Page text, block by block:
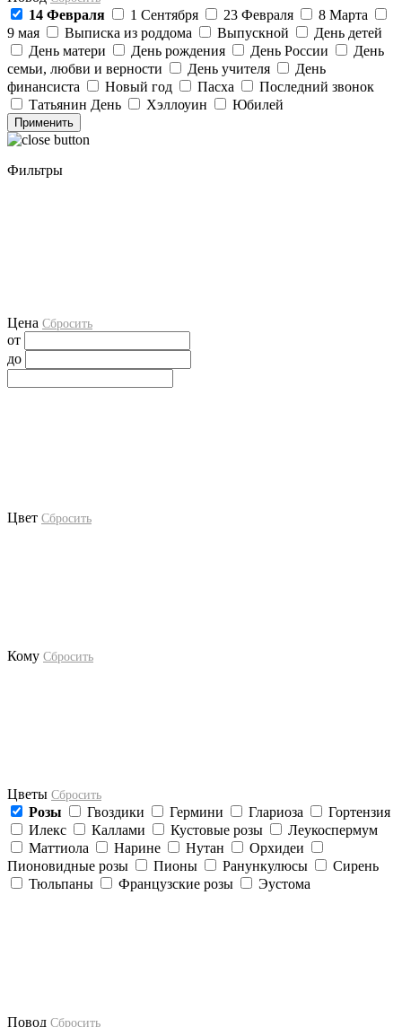
14 Февраля 1 Сентября 23 Февраля
8 Марта
9 мая
Выписка из роддома Выпускной
День детей
День матери
День рождения День России
День
семьи, любви и верности
День учителя
День
финансиста
Новый год Пасха
Последний звонок
Татьянин День
Хэллоуин Юбилей
Фильтры
Цена Сбросить
от
до
Цвет Сбросить
Кому Сбросить
Цветы Сбросить
Розы Гвоздики Гермини Глариоза
Гортензия
Илекс
Каллами Кустовые розы
Леукоспермум
Маттиола
Нарине Нутан
Орхидеи
Пионовидные розы
Пионы Ранункулюсы
Сирень
Тюльпаны
Французские розы Эустома
Повод Сбросить